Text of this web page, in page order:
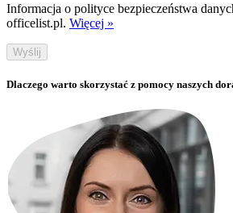
Informacja o polityce bezpieczeństwa
officelist.pl. Więcej »
Wyślij
Dlaczego warto skorzystać z pomocy naszych